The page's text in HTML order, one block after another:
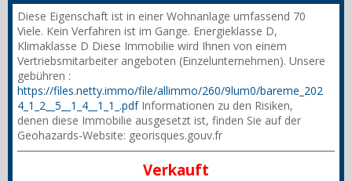
Diese Eigenschaft ist in einer Wohnanlage umfassend 70
Viele. Kein Verfahren ist im Gange. Energieklasse D,
Klimaklasse D Diese Immobilie wird Ihnen von einem
Vertriebsmitarbeiter angeboten (Einzelunternehmen). Unsere
gebühren :
https://files.netty.immo/file/allimmo/260/9lum0/bareme_202
4_1_2__5__1_4__1_1_.pdfInformationen zu den Risiken,
denen diese Immobilie ausgesetzt ist, finden Sie auf der
Geohazards-Website: georisques.gouv.fr
Verkauft